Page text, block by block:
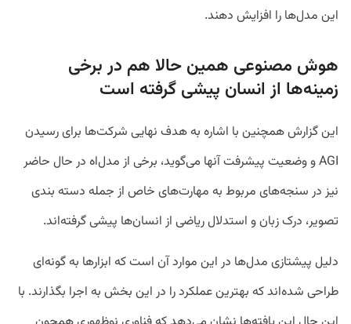
این مدل‌ها را افزایش دهند.
هوش مصنوعی همین حالا هم در برخی
زمینه‌ها از انسان پیشی گرفته است
این گزارش همچنین با اشاره به هدف نهایی شرکت‌ها برای رسیدن
AGI و وضعیت پیشرفت آنها می‌گوید، برخی از مدل‌اه در حال حاضر
نیز در سنجه‌های مربوط به مهارت‌های خاص از جمله دسته بندی
تصویر، درک زبان و استدلال ریاضی از انسان‌ها پیشی گرفته‌اند.
دلیل پیشتازی مدل‌ها در این موارد آن است که ابزارها به گونه‌ای
طراحی شده‌اند که بهترین عملکرد را در این بخش به اجرا بگذارند. با